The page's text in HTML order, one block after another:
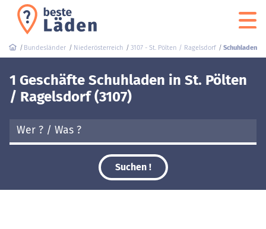
Bundesländer Niederösterreich 3107 - St. Pölten / Ragelsdorf Schuhladen
1 Geschäfte Schuhladen in St. Pölten
/ Ragelsdorf (3107)
Suchen !